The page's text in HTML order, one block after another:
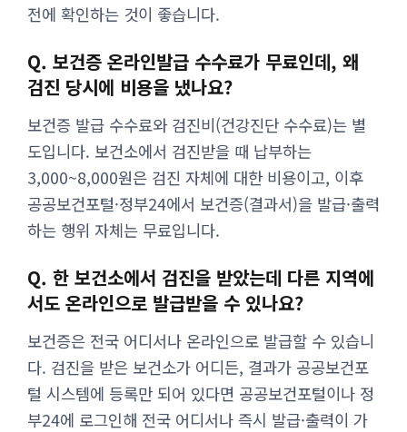
전에 확인하는 것이 좋습니다.
Q. 보건증 온라인발급 수수료가 무료인데, 왜
검진 당시에 비용을 냈나요?
보건증 발급 수수료와 검진비(건강진단 수수료)는 별
도입니다. 보건소에서 검진받을 때 납부하는
3,000~8,000원은 검진 자체에 대한 비용이고, 이후
공공보건포털·정부24에서 보건증(결과서)을 발급·출력
하는 행위 자체는 무료입니다.
Q. 한 보건소에서 검진을 받았는데 다른 지역에
서도 온라인으로 발급받을 수 있나요?
보건증은 전국 어디서나 온라인으로 발급할 수 있습니
다. 검진을 받은 보건소가 어디든, 결과가 공공보건포
털 시스템에 등록만 되어 있다면 공공보건포털이나 정
부24에 로그인해 전국 어디서나 즉시 발급·출력이 가